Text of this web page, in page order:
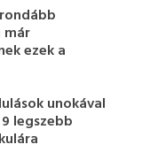
már
ezek a
unokával
legszebb